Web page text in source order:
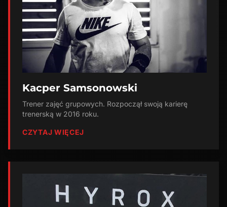
Kacper Samsonowski
Trener zajęć grupowych. Rozpoczął swoją karierę
trenerską w 2016 roku.
CZYTAJ WIĘCEJ